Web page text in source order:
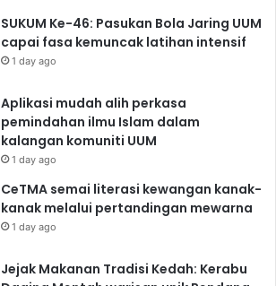
SUKUM Ke-46: Pasukan Bola Jaring UUM
capai fasa kemuncak latihan intensif
1 day ago
Aplikasi mudah alih perkasa
pemindahan ilmu Islam dalam
kalangan komuniti UUM
1 day ago
CeTMA semai literasi kewangan kanak-
kanak melalui pertandingan mewarna
1 day ago
Jejak Makanan Tradisi Kedah: Kerabu